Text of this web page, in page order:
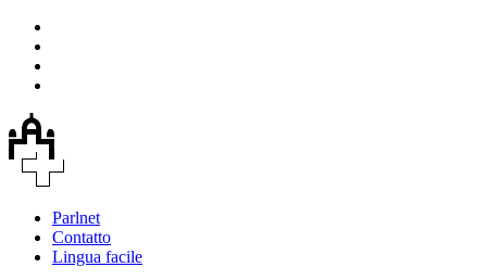
Parlnet
Contatto
Lingua facile